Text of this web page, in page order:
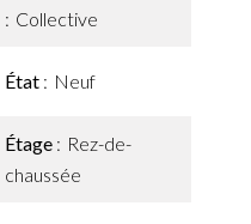
Collective
État Neuf
Étage
Rez-de-
chaussée